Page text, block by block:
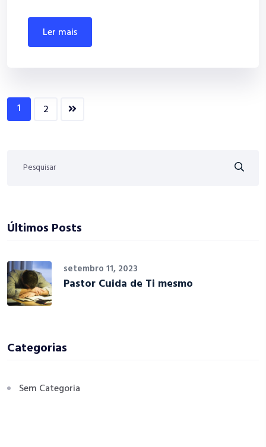
ler mais
1 2
Últimos Posts
setembro 11, 2023
Pastor Cuida de Ti mesmo
Categorias
Sem Categoria